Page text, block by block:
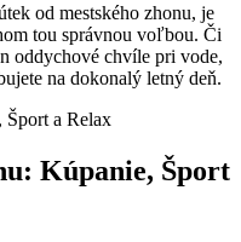
od mestského zhonu, je
tou správnou voľbou. Či
oddychové chvíle pri vode,
na dokonalý letný deň.
Kúpanie, Šport